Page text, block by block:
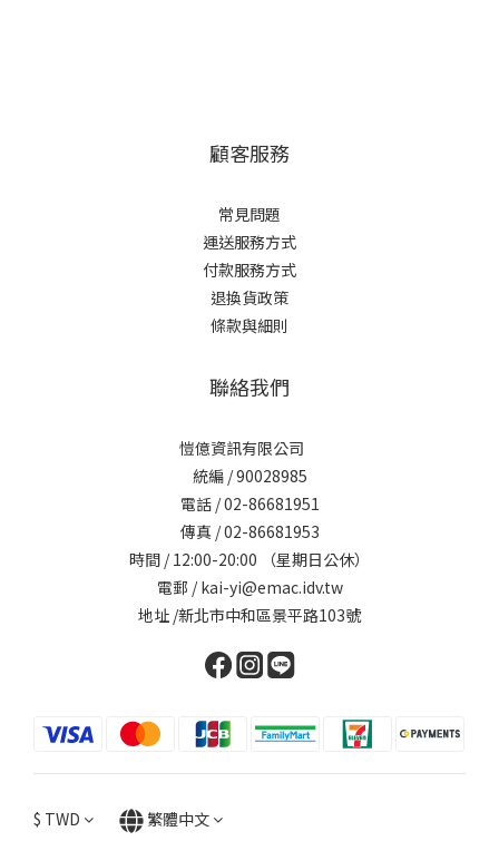
顧客服務
常見問題
運送服務方式
付款服務方式
退換貨政策
條款與細則
聯絡我們
愷億資訊有限公司
統編 / 90028985
電話 / 02-86681951
傳真 / 02-86681953
時間 / 12:00-20:00 （星期日公休）
電郵 / kai-yi@emac.idv.tw
地址 /新北市中和區景平路103號
$ TWD 繁體中文